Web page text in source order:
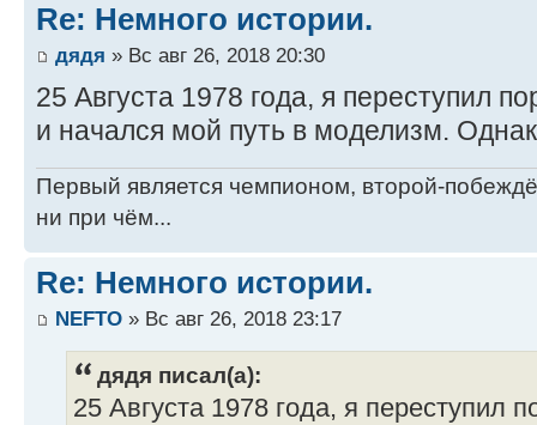
Re: Немного истории.
дядя » Вс авг 26, 2018 20:30
25 Августа 1978 года, я переступил
и начался мой путь в моделизм.
Первый является чемпионом, второй-
ни при чём...
Re: Немного истории.
NEFTO » Вс авг 26, 2018 23:17
дядя писал(а):
25 Августа 1978 года, я переступил